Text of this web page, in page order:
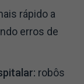
rápido a
erros de
robôs